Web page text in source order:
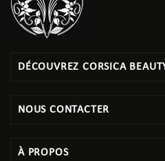
DÉCOUVREZ CORSICA
NOUS CONTACTER
À PROPOS